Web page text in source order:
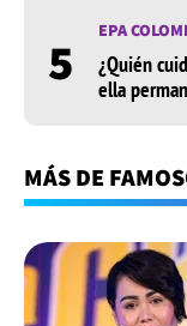
5 EPA
¿Quién
ella
MÁS DE